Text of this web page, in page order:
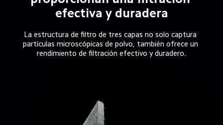
efectiva y duradera
La estructura de filtro de tres capas no solo captura
partículas microscópicas de polvo, también ofrece un
rendimiento de filtración efectivo y duradero.